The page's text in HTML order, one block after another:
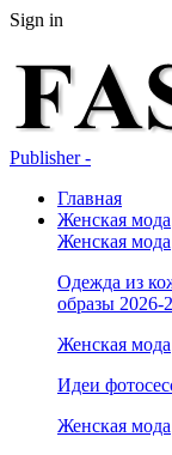
Sign in
Publisher -
Главная
Женская мода
Женская мода
Одежда из
образы 2026-
Женская мода
Идеи
Женская мода